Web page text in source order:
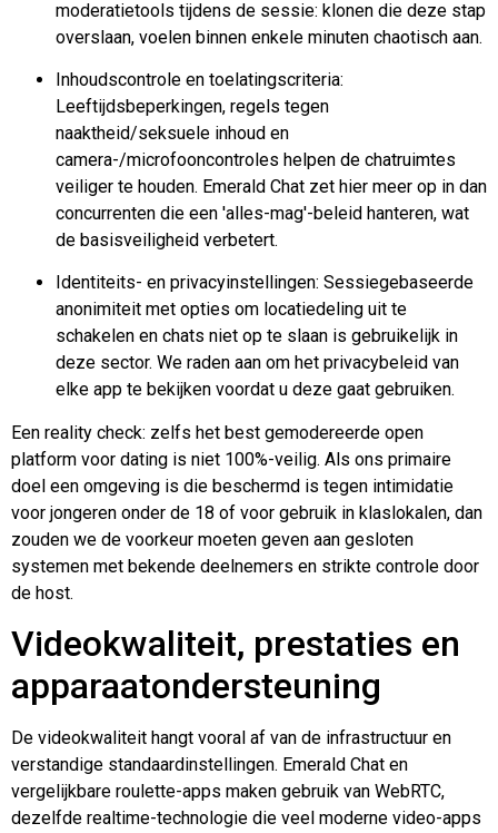
moderatietools tijdens de sessie: klonen die deze stap
overslaan, voelen binnen enkele minuten chaotisch aan.
Inhoudscontrole en toelatingscriteria:
Leeftijdsbeperkingen, regels tegen
naaktheid/seksuele inhoud en
camera-/microfooncontroles helpen de chatruimtes
veiliger te houden. Emerald Chat zet hier meer op in dan
concurrenten die een 'alles-mag'-beleid hanteren, wat
de basisveiligheid verbetert.
Identiteits- en privacyinstellingen: Sessiegebaseerde
anonimiteit met opties om locatiedeling uit te
schakelen en chats niet op te slaan is gebruikelijk in
deze sector. We raden aan om het privacybeleid van
elke app te bekijken voordat u deze gaat gebruiken.
Een reality check: zelfs het best gemodereerde open
platform voor dating is niet 100%-veilig. Als ons primaire
doel een omgeving is die beschermd is tegen intimidatie
voor jongeren onder de 18 of voor gebruik in klaslokalen, dan
zouden we de voorkeur moeten geven aan gesloten
systemen met bekende deelnemers en strikte controle door
de host.
Videokwaliteit, prestaties en
apparaatondersteuning
De videokwaliteit hangt vooral af van de infrastructuur en
verstandige standaardinstellingen. Emerald Chat en
vergelijkbare roulette-apps maken gebruik van WebRTC,
dezelfde realtime-technologie die veel moderne video-apps